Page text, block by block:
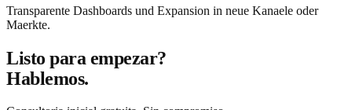
Transparente Dashboards und Expansion in neue Kanaele oder
Maerkte.
Listo para empezar?
Hablemos.